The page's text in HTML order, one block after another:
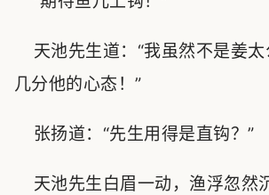
天池先生道：“我虽然不是姜太
几分他的心态！”
张扬道：“先生用得是直钩？”
天池先生白眉一动，渔浮忽然